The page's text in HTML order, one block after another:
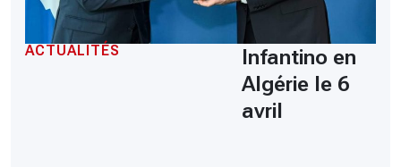
ACTUALITÉS
Infantino en
Algérie le 6
avril